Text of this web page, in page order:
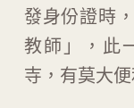
發身份證時
教師」，此
寺，有莫大便